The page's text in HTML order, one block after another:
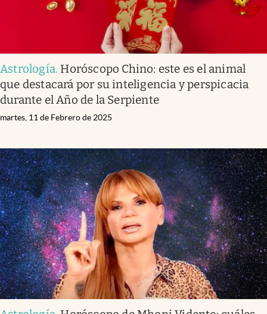
Astrología. Horóscopo Chino: este es el animal
que destacará por su inteligencia y perspicacia
durante el Año de la Serpiente
martes, 11 de Febrero de 2025